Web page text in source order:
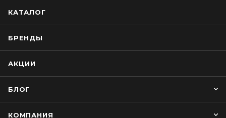
КАТАЛОГ
БРЕНДЫ
АКЦИИ
БЛОГ
КОМПАНИЯ